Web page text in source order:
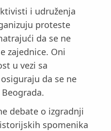
i udruženja
proteste
da se ne
zajednice. Oni
u vezi sa
da se ne
debate o izgradnji
spomenika